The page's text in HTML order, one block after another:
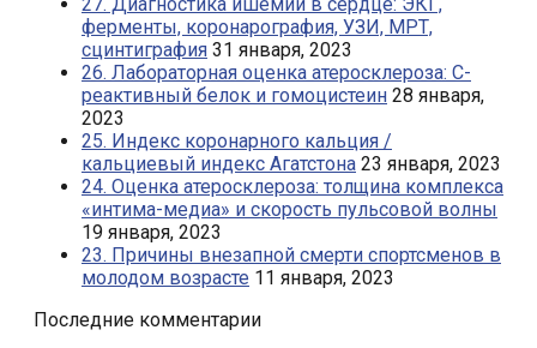
ферменты, коронарография, УЗИ, МРТ,
сцинтиграфия 31 января, 2023
26. Лабораторная оценка атеросклероза: С-
реактивный белок и гомоцистеин 28 января,
2023
25. Индекс коронарного кальция /
кальциевый индекс Агатстона 23 января, 2023
24. Оценка атеросклероза: толщина комплекса
«интима-медиа» и скорость пульсовой волны
19 января, 2023
23. Причины внезапной смерти спортсменов в
молодом возрасте 11 января, 2023
Последние комментарии